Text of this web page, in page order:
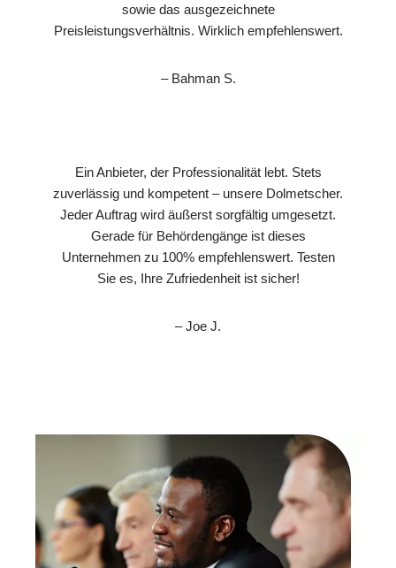
sowie das ausgezeichnete
Preisleistungsverhältnis. Wirklich empfehlenswert.
– Bahman S.
Ein Anbieter, der Professionalität lebt. Stets
zuverlässig und kompetent – unsere Dolmetscher.
Jeder Auftrag wird äußerst sorgfältig umgesetzt.
Gerade für Behördengänge ist dieses
Unternehmen zu 100% empfehlenswert. Testen
Sie es, Ihre Zufriedenheit ist sicher!
– Joe J.